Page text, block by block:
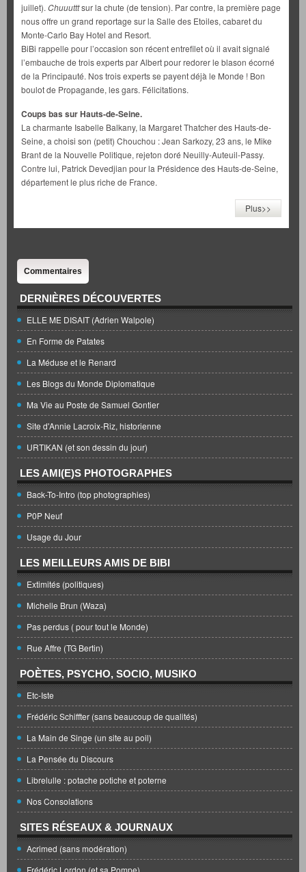
juillet). Chuuutttsur la chute (de tension). Par contre, la première page
nous offre un grand reportage sur la Salle des Etoiles, cabaret du
Monte-Carlo Bay Hotel and Resort.
BiBi rappelle pour l’occasion son récent entrefilet où il avait signalé
l’embauche de trois experts par Albert pour redorer le blason écorné
de la Principauté. Nos trois experts se payent déjà le Monde ! Bon
boulot de Propagande, les gars. Félicitations.
Coups bas sur Hauts-de-Seine.
La charmante Isabelle Balkany, la Margaret Thatcher des Hauts-de-
Seine, a choisi son (petit) Chouchou : Jean Sarkozy, 23 ans, le Mike
Brant de la Nouvelle Politique, rejeton doré Neuilly-Auteuil-Passy.
Contre lui, Patrick Devedjian pour la Présidence des Hauts-de-Seine,
département le plus riche de France.
Plus>>
Commentaires
DERNIÈRES DÉCOUVERTES
ELLE ME DISAIT (Adrien Walpole)
En Forme de Patates
La Méduse et le Renard
Les Blogs du Monde Diplomatique
Ma Vie au Poste de Samuel Gontier
Site d'Annie Lacroix-Riz, historienne
URTIKAN (et son dessin du jour)
LES AMI(E)S PHOTOGRAPHES
Back-To-Intro (top photographies)
P0P Neuf
Usage du Jour
LES MEILLEURS AMIS DE BIBI
Extimités (politiques)
Michelle Brun (Waza)
Pas perdus ( pour tout le Monde)
Rue Affre (TG Bertin)
POÈTES, PSYCHO, SOCIO, MUSIKO
Etc-Iste
Frédéric Schiffter (sans beaucoup de qualités)
La Main de Singe (un site au poil)
La Pensée du Discours
Librelulle : potache potiche et poterne
Nos Consolations
SITES RÉSEAUX & JOURNAUX
Acrimed (sans modération)
Frédéric Lordon (et sa Pompe)